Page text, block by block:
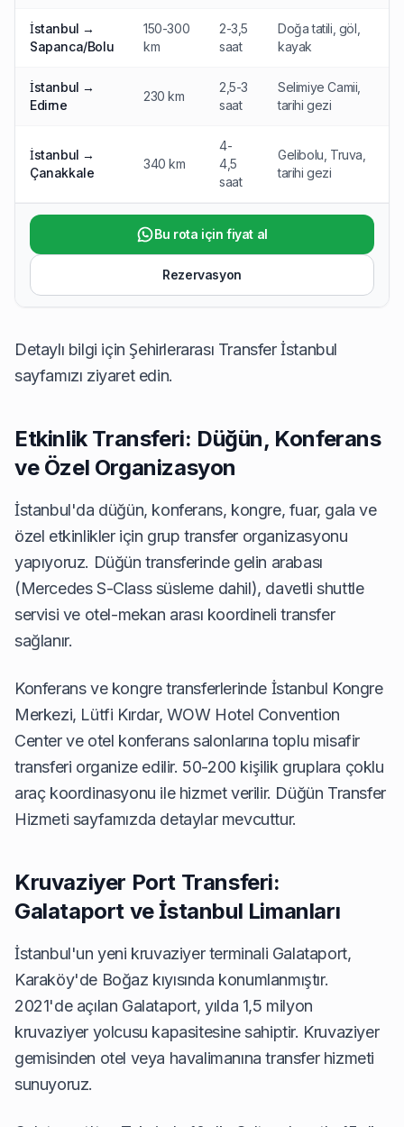
İstanbul →
Sapanca/Bolu
150-300
km
2-3,5
saat
Doğa tatili, göl,
kayak
İstanbul →
Edirne
230 km
2,5-3
saat
Selimiye Camii,
tarihi gezi
İstanbul →
Çanakkale
340 km
4-
4,5
saat
Gelibolu, Truva,
tarihi gezi
Bu rota için fiyat al
Rezervasyon
Detaylı bilgi için Şehirlerarası Transfer İstanbul
sayfamızı ziyaret edin.
Etkinlik Transferi: Düğün, Konferans
ve Özel Organizasyon
İstanbul'da düğün, konferans, kongre, fuar, gala ve
özel etkinlikler için grup transfer organizasyonu
yapıyoruz. Düğün transferinde gelin arabası
(Mercedes S-Class süsleme dahil), davetli shuttle
servisi ve otel-mekan arası koordineli transfer
sağlanır.
Konferans ve kongre transferlerinde İstanbul Kongre
Merkezi, Lütfi Kırdar, WOW Hotel Convention
Center ve otel konferans salonlarına toplu misafir
transferi organize edilir. 50-200 kişilik gruplara çoklu
araç koordinasyonu ile hizmet verilir. Düğün Transfer
Hizmeti sayfamızda detaylar mevcuttur.
Kruvaziyer Port Transferi:
Galataport ve İstanbul Limanları
İstanbul'un yeni kruvaziyer terminali Galataport,
Karaköy'de Boğaz kıyısında konumlanmıştır.
2021'de açılan Galataport, yılda 1,5 milyon
kruvaziyer yolcusu kapasitesine sahiptir. Kruvaziyer
gemisinden otel veya havalimanına transfer hizmeti
sunuyoruz.